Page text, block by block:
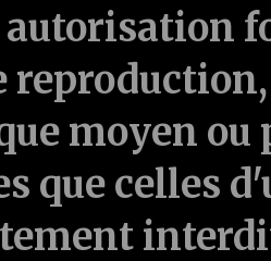
autorisation
moyen ou
que celles